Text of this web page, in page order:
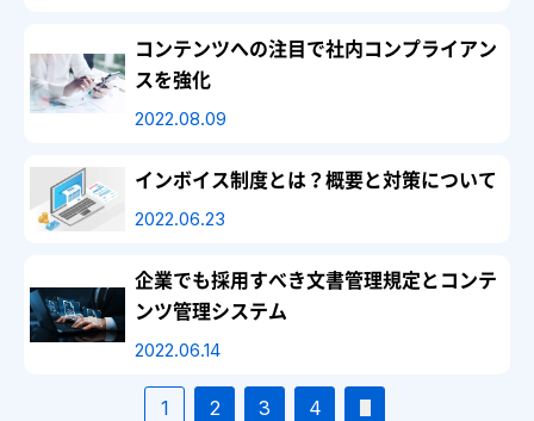
コンテンツへの注目で社内コンプライアン
スを強化
2022.08.09
インボイス制度とは？概要と対策について
2022.06.23
企業でも採用すべき文書管理規定とコンテ
ンツ管理システム
2022.06.14
1 2 3 4